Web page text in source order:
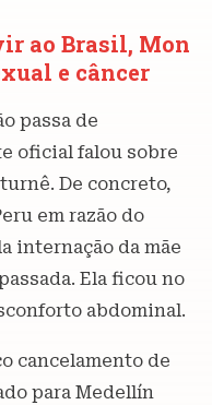
ao Brasil, Mon
e câncer
passa de
oficial falou sobre
De concreto,
em razão do
internação da mãe
Ela ficou no
abdominal.
cancelamento de
para Medellín